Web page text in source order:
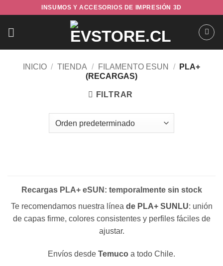
contenido
INSUMOS Y ACCESORIOS DE IMPRESIÓN 3D
INICIO / TIENDA / FILAMENTO ESUN /
PLA+
(RECARGAS)
FILTRAR
Recargas PLA+ eSUN: temporalmente sin stock
Te recomendamos nuestra línea de PLA+ SUNLU: unión
de capas firme, colores consistentes y perfiles fáciles de
ajustar.
Envíos desde Temuco a todo Chile.